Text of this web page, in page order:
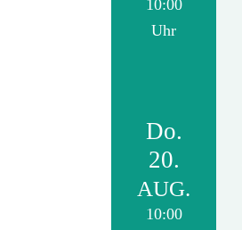
10:00
Uhr
Do.
20.
AUG.
10:00